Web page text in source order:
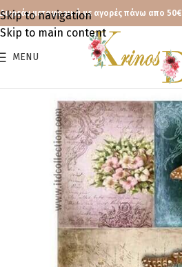
Skip to navigation
Skip to main content
Δωρεάν μεταφορικά με αγορές πάνω απο 50€
MENU